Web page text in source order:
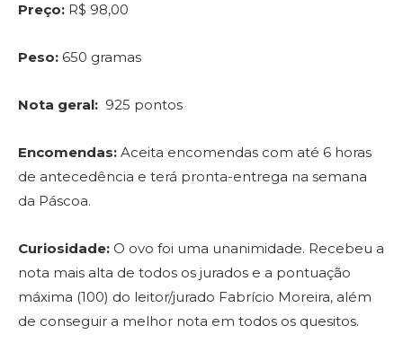
Preço: R$ 98,00
Peso: 650 gramas
Nota geral: 925 pontos
Encomendas: Aceita encomendas com até 6 horas
de antecedência e terá pronta-entrega na semana
da Páscoa.
Curiosidade: O ovo foi uma unanimidade. Recebeu a
nota mais alta de todos os jurados e a pontuação
máxima (100) do leitor/jurado Fabrício Moreira, além
de conseguir a melhor nota em todos os quesitos.